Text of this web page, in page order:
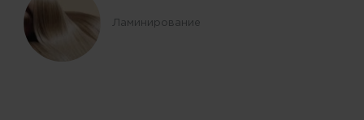
Ламинирование